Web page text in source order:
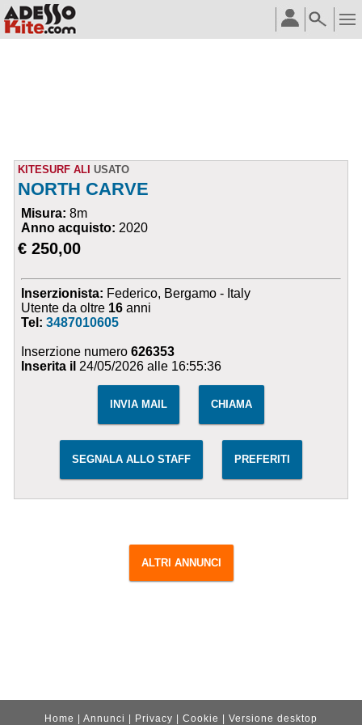
KITESURF ALI USATO
NORTH CARVE
Misura: 8m
Anno acquisto: 2020
€ 250,00
Inserzionista: Federico, Bergamo - Italy
Utente da oltre 16 anni
Tel:3487010605
Inserzione numero626353
Inserita il 24/05/2026 alle 16:55:36
INVIA MAIL CHIAMA
SEGNALA ALLO STAFF PREFERITI
ALTRI ANNUNCI
Home Annunci Privacy Cookie Versione desktop